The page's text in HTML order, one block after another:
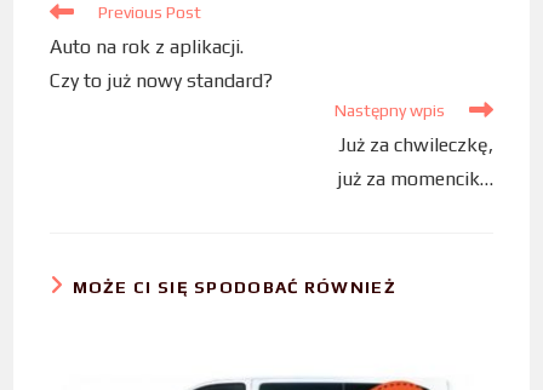
Previous Post
Auto na rok z aplikacji.
Czy to już nowy standard?
Następny wpis
Już za chwileczkę,
już za momencik…
MOŻE CI SIĘ SPODOBAĆ RÓWNIEŻ